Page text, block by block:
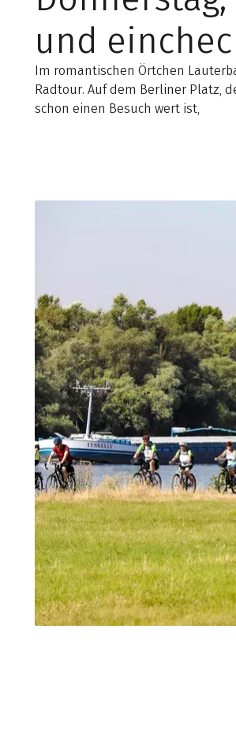
und
Im romantischen Örtchen
Radtour. Auf dem Berliner Platz,
schon einen Besuch wert ist,